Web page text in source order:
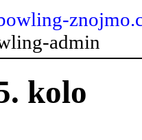
admin
kolo